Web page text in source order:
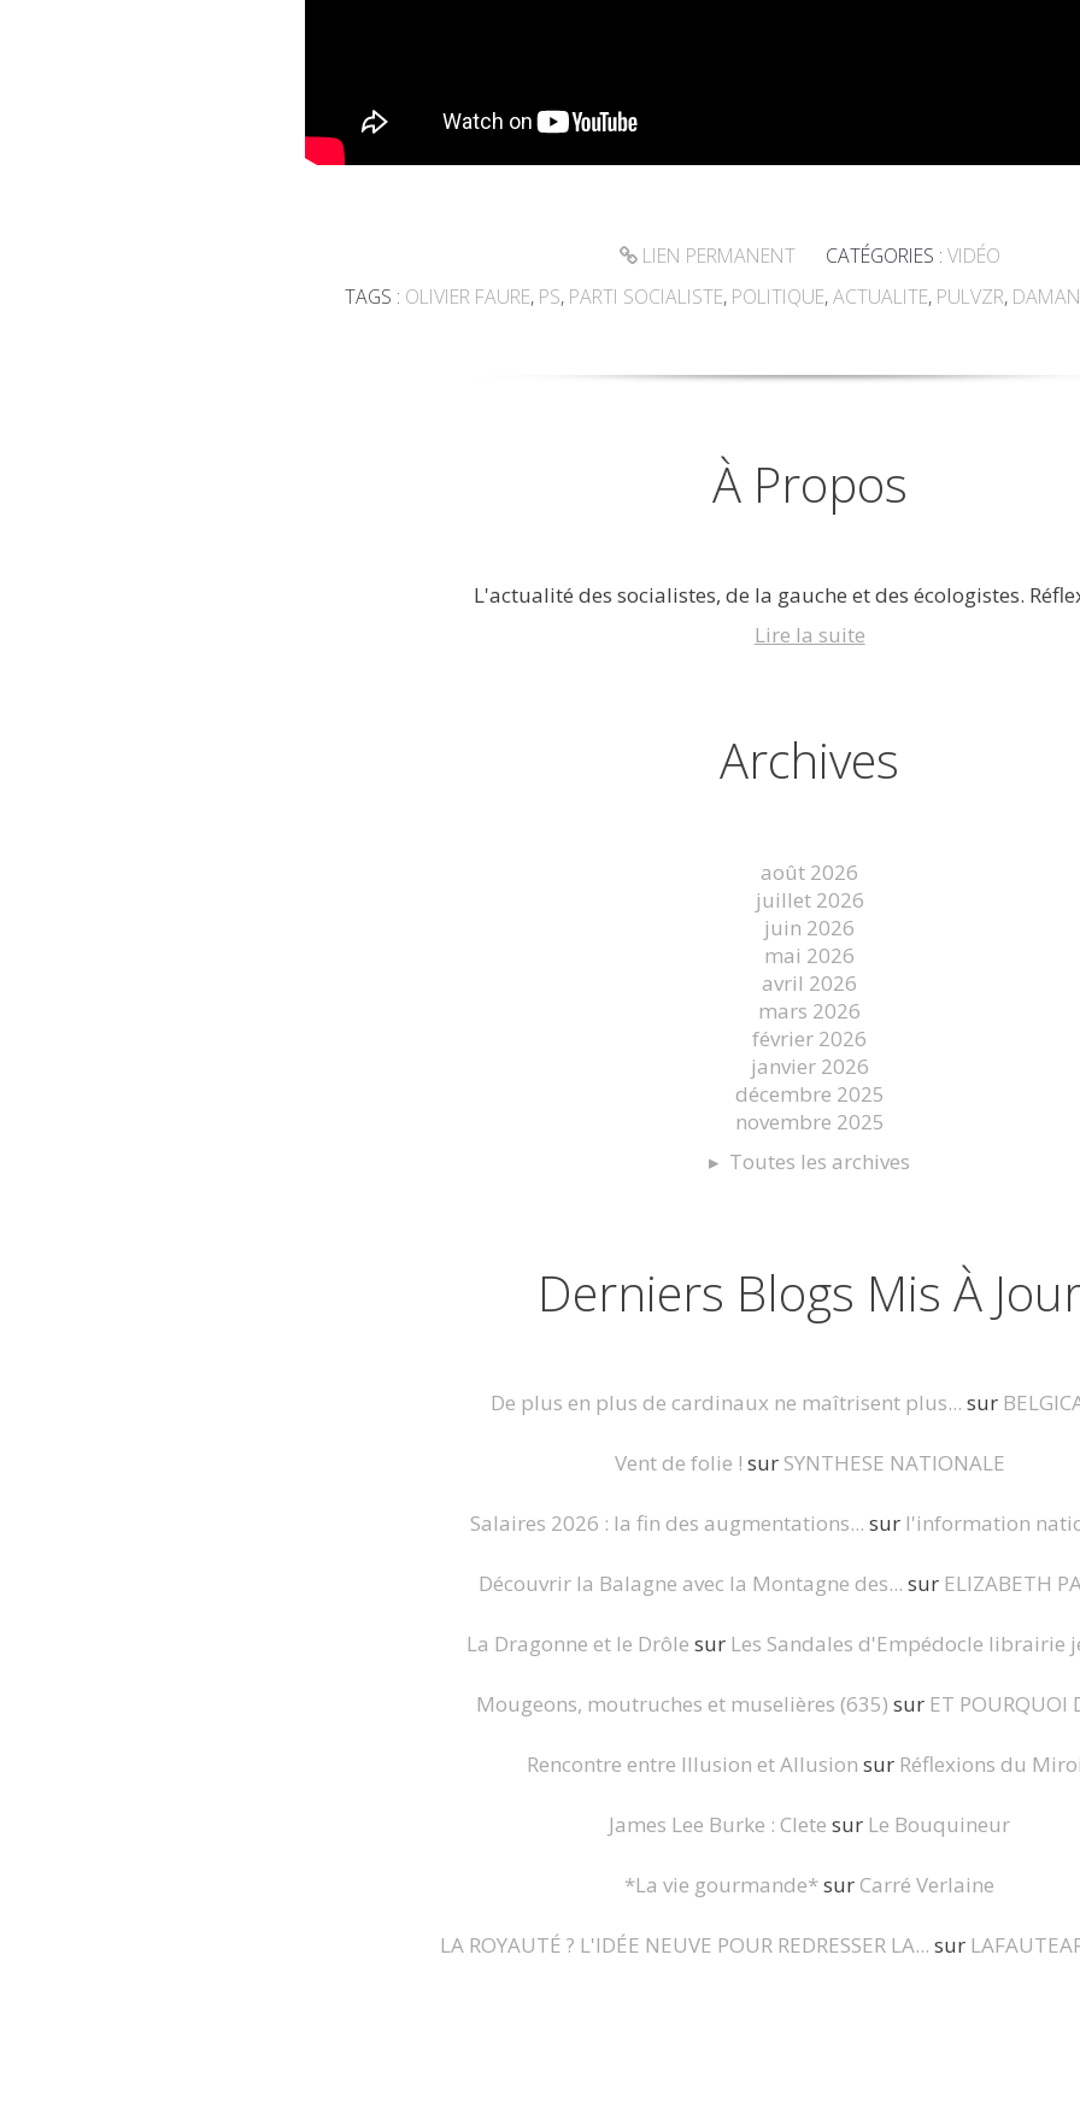
LIEN PERMANENT CATÉGORIES : VIDÉO
TAGS : OLIVIER FAURE, PS, PARTI SOCIALISTE, POLITIQUE,ACTUALITE, PULVZR,
À Propos
L'actualité des socialistes, de la gauche et des écologistes.
Lire la suite
Archives
août 2026
juillet 2026
juin 2026
mai 2026
avril 2026
mars 2026
février 2026
janvier 2026
décembre 2025
novembre 2025
Toutes les archives
Derniers Blogs Mis À
De plus en plus de cardinaux ne maîtrisent plus... sur
Vent de folie ! sur SYNTHESE NATIONALE
Salaires 2026 : la fin des augmentations... sur l'information
Découvrir la Balagne avec la Montagne des... sur ELIZABETH
La Dragonne et le Drôle sur Les Sandales d'Empédocle librairie
Mougeons, moutruches et muselières (635) sur ET POURQUOI
Rencontre entre Illusion et Allusion sur Réflexions du
James Lee Burke : Clete sur Le Bouquineur
*La vie gourmande*sur Carré Verlaine
LA ROYAUTÉ ? L'IDÉE NEUVE POUR REDRESSER LA... sur